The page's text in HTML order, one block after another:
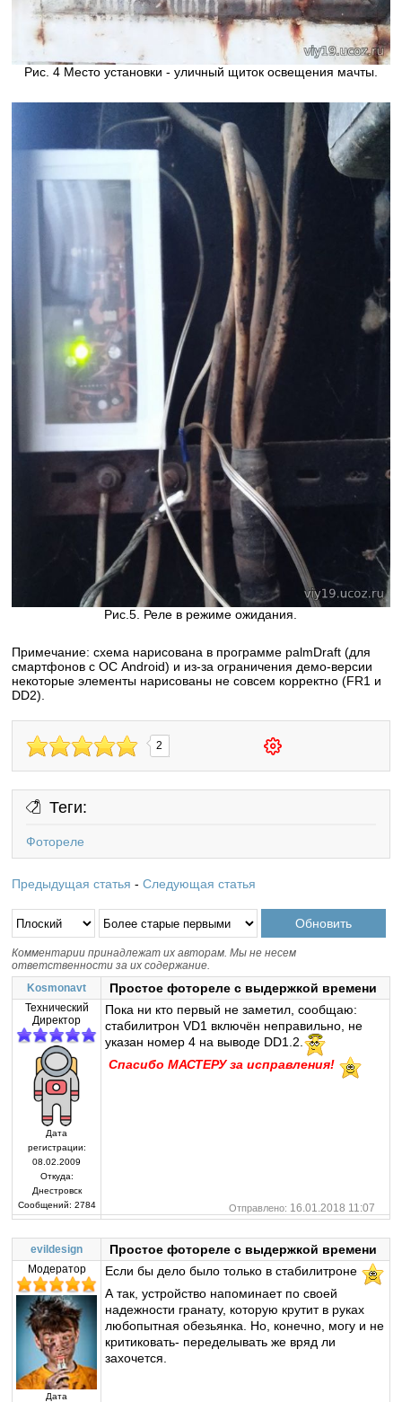
Рис. 4 Место установки - уличный щиток освещения мачты.
Рис.5. Реле в режиме ожидания.
Примечание: схема нарисована в программе palmDraft (для
смартфонов с ОС Android) и из-за ограничения демо-версии
некоторые элементы нарисованы не совсем корректно (FR1 и
DD2).
2
Теги:
Фотореле
Предыдущая статья -Следующая статья
Комментарии принадлежат их авторам. Мы не несем
ответственности за их содержание.
Kosmonavt
Простое фотореле с выдержкой времени
Технический
Директор
Дата
регистрации:
08.02.2009
Откуда:
Днестровск
Сообщений: 2784
Пока ни кто первый не заметил, сообщаю:
стабилитрон VD1 включён неправильно, не
указан номер 4 на выводе DD1.2.
Спасибо МАСТЕРУ за исправления!
Отправлено: 16.01.2018 11:07
evildesign Простое фотореле с выдержкой времени
Модератор
Дата
Если бы дело было только в стабилитроне
А так, устройство напоминает по своей
надежности гранату, которую крутит в руках
любопытная обезьянка. Но, конечно, могу и не
критиковать- переделывать же вряд ли
захочется.